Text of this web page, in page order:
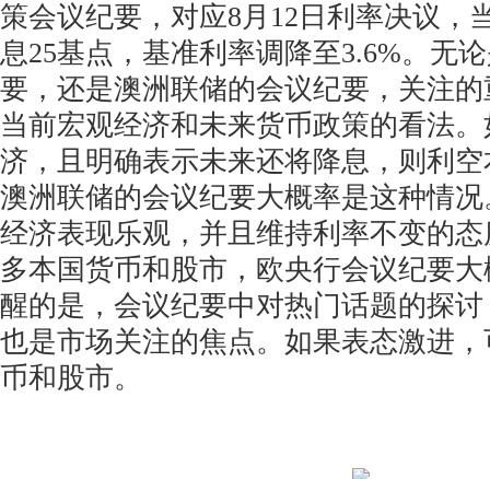
策会议纪要，对应8月12日利率决议，
息25基点，基准利率调降至3.6%。无
要，还是澳洲联储的会议纪要，关注
当前宏观经济和未来货币政策的看法
济，且明确表示未来还将降息，则利
澳洲联储的会议纪要大概率是这种情
经济表现乐观，并且维持利率不变的
多本国货币和股市，欧央行会议纪要
醒的是，会议纪要中对热门话题的探
也是市场关注的焦点。如果表态激进
币和股市。